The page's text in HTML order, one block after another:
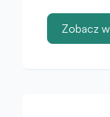
Zobacz